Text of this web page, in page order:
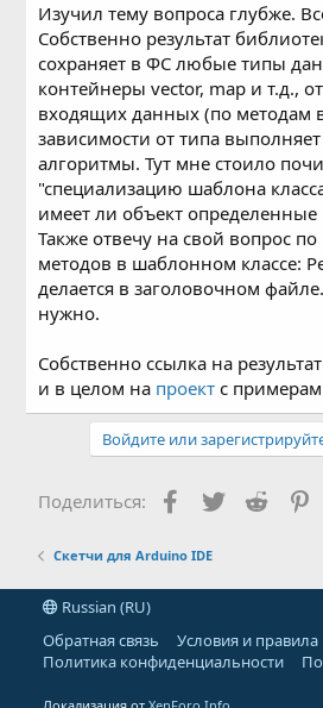
Изучил тему вопроса глубже.
Собственно результат
сохраняет в ФС любые типы
контейнеры vector, map и т.д.,
входящих данных (по методам
зависимости от типа
алгоритмы. Тут мне стоило
"специализацию шаблона
имеет ли объект
Также отвечу на свой вопрос
методов в шаблонном классе:
делается в заголовочном
нужно.
Собственно ссылка на
и в целом на проект с
Войдите или
Поделиться: Facebook
TwitterReddit
Скетчи для Arduino IDE
Russian (RU)
Обратная связь
Условия и правила
Политика конфиденциальности